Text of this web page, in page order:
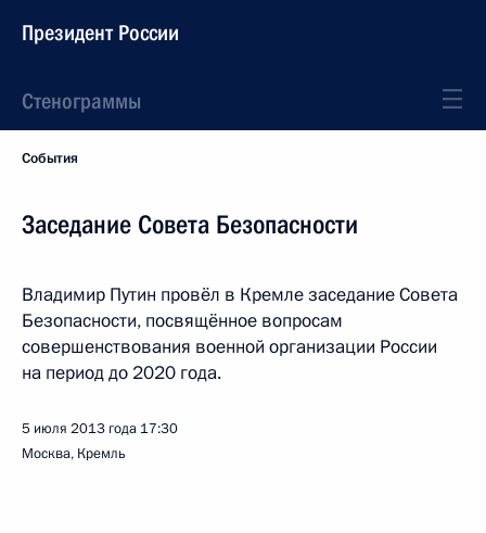
Президент России
Стенограммы
События
Заседание Совета Безопасности
Владимир Путин провёл в Кремле заседание Совета
Безопасности, посвящённое вопросам
совершенствования военной организации России
на период до 2020 года.
5 июля 2013 года 17:30
Москва, Кремль